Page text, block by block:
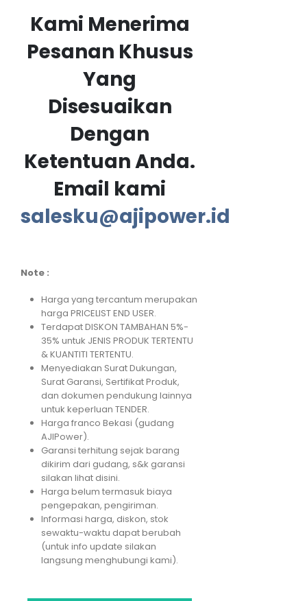
Kami Menerima
Pesanan Khusus
Yang
Disesuaikan
Dengan
Ketentuan Anda.
Email kami
salesku@ajipower.id
Note :
Harga yang tercantum merupakan
harga PRICELIST END USER.
Terdapat DISKON TAMBAHAN 5%-
35% untuk JENIS PRODUK TERTENTU
& KUANTITI TERTENTU.
Menyediakan Surat Dukungan,
Surat Garansi, Sertifikat Produk,
dan dokumen pendukung lainnya
untuk keperluan TENDER.
Harga franco Bekasi (gudang
AJIPower).
Garansi terhitung sejak barang
dikirim dari gudang, s&k garansi
silakan lihat disini.
Harga belum termasuk biaya
pengepakan, pengiriman.
Informasi harga, diskon, stok
sewaktu-waktu dapat berubah
(untuk info update silakan
langsung menghubungi kami).